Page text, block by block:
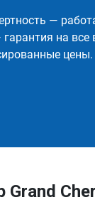
—
на все
цены.